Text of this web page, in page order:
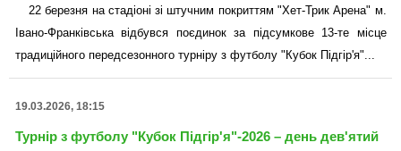
22 березня на стадіоні зі штучним покриттям "Хет-Трик Арена" м.
Івано-Франківська відбувся поєдинок за підсумкове 13-те місце
традиційного передсезонного турніру з футболу "Кубок Підгір'я"...
19.03.2026, 18:15
Турнір з футболу "Кубок Підгір'я"-2026 – день дев'ятий